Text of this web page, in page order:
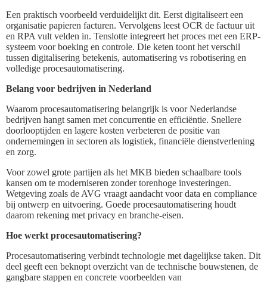
Een praktisch voorbeeld verduidelijkt dit. Eerst digitaliseert een
organisatie papieren facturen. Vervolgens leest OCR de factuur uit
en RPA vult velden in. Tenslotte integreert het proces met een ERP-
systeem voor boeking en controle. Die keten toont het verschil
tussen digitalisering betekenis, automatisering vs robotisering en
volledige procesautomatisering.
Belang voor bedrijven in Nederland
Waarom procesautomatisering belangrijk is voor Nederlandse
bedrijven hangt samen met concurrentie en efficiëntie. Snellere
doorlooptijden en lagere kosten verbeteren de positie van
ondernemingen in sectoren als logistiek, financiële dienstverlening
en zorg.
Voor zowel grote partijen als het MKB bieden schaalbare tools
kansen om te moderniseren zonder torenhoge investeringen.
Wetgeving zoals de AVG vraagt aandacht voor data en compliance
bij ontwerp en uitvoering. Goede procesautomatisering houdt
daarom rekening met privacy en branche-eisen.
Hoe werkt procesautomatisering?
Procesautomatisering verbindt technologie met dagelijkse taken. Dit
deel geeft een beknopt overzicht van de technische bouwstenen, de
gangbare stappen en concrete voorbeelden van